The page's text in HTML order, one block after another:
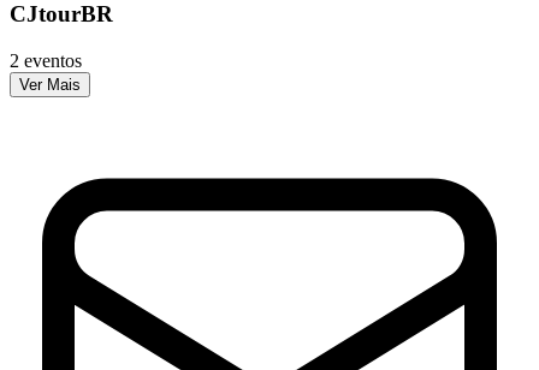
CJtourBR
2 eventos
Ver Mais